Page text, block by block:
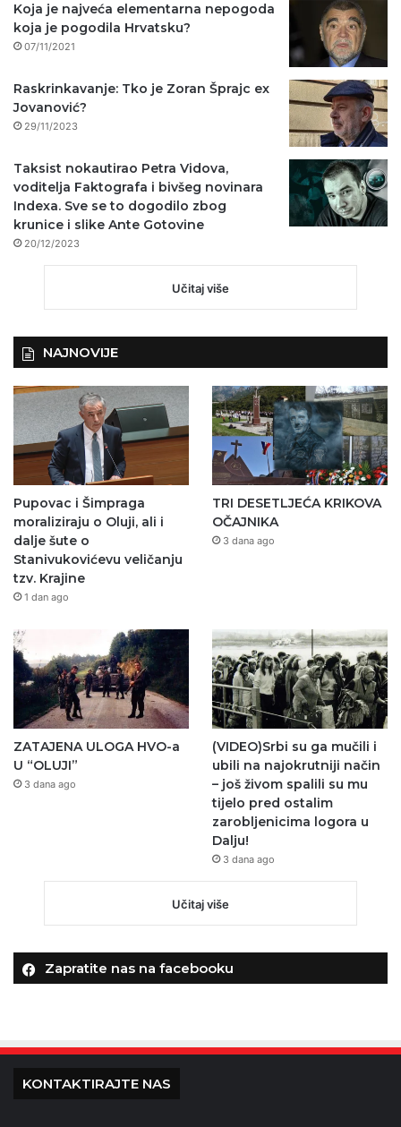
Koja je najveća elementarna nepogoda
koja je pogodila Hrvatsku?
07/11/2021
Raskrinkavanje: Tko je Zoran Šprajc ex
Jovanović?
29/11/2023
Taksist nokautirao Petra Vidova,
voditelja Faktografa i bivšeg novinara
Indexa. Sve se to dogodilo zbog
krunice i slike Ante Gotovine
20/12/2023
Učitaj više
NAJNOVIJE
Pupovac i Šimpraga
moraliziraju o Oluji, ali i
dalje šute o
Stanivukovićevu veličanju
tzv. Krajine
1 dan ago
TRI DESETLJEĆA KRIKOVA
OČAJNIKA
3 dana ago
ZATAJENA ULOGA HVO-a
U “OLUJI”
3 dana ago
(VIDEO)Srbi su ga mučili i
ubili na najokrutniji način
– još živom spalili su mu
tijelo pred ostalim
zarobljenicima logora u
Dalju!
3 dana ago
Učitaj više
Zapratite nas na facebooku
KONTAKTIRAJTE NAS